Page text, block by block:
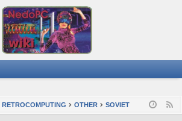
RETROCOMPUTING OTHER SOVIET